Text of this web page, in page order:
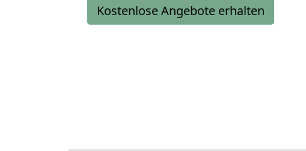
Kostenlose Angebote erhalten